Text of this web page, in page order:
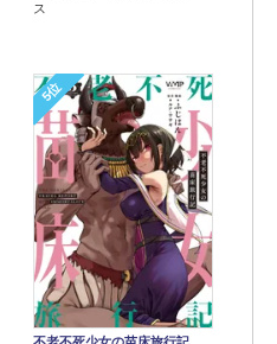
ス
5位